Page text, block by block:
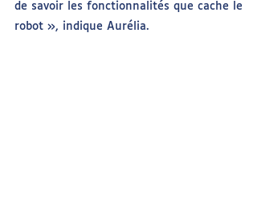
de savoir les fonctionnalités que cache le
robot », indique Aurélia.